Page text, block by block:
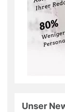
Unser